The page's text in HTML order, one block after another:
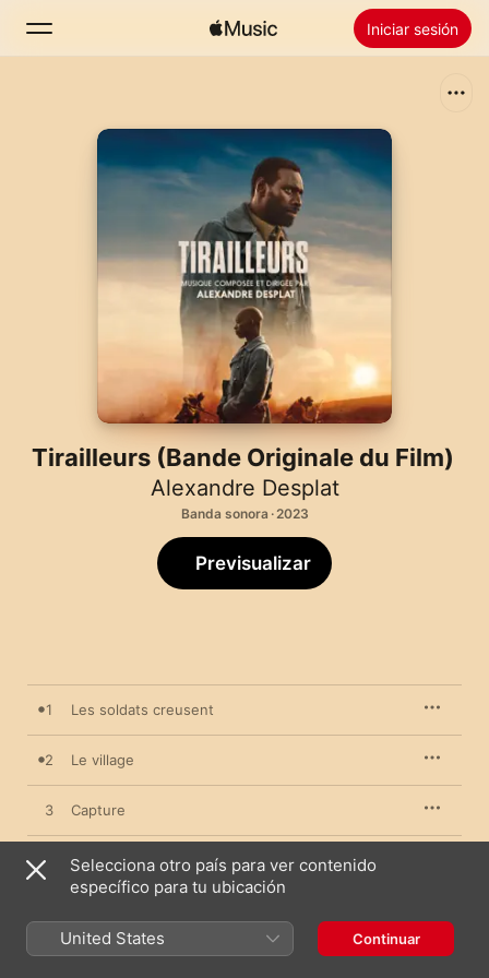
Iniciar sesión
Radio
Instalar Apple Music
Tirailleurs (Bande Originale du Film)
Alexandre Desplat
Banda sonora · 2023
Previsualizar
1 Les soldats creusent
2 Le village
3 Capture
4 Arrivée en France
6 Adama
Selecciona otro país para ver contenido
específico para tu ubicación
United States Continuar